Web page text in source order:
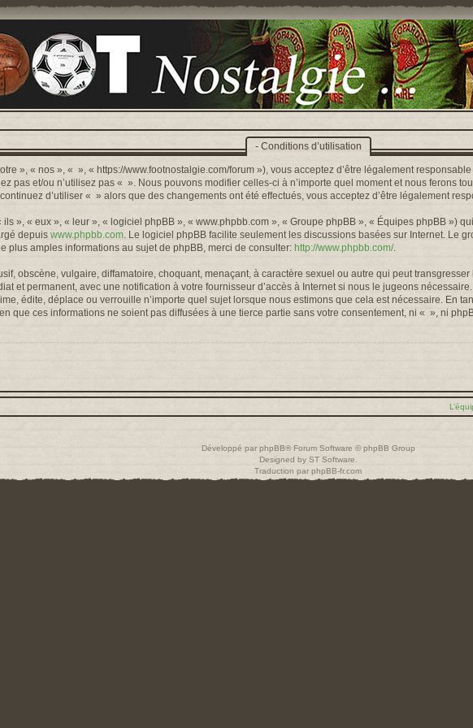
- Conditions d’utilisation
», « nos », « », « https://www.footnostalgie.com/forum »), vous acceptez d’être légalement
pas et/ou n’utilisez pas « ». Nous pouvons modifier celles-ci à n’importe quel moment et nous ferons
d’utiliser « » alors que des changements ont été effectués, vous acceptez d’être légalement
», « eux », « leur », « logiciel phpBB », « www.phpbb.com », « Groupe phpBB », « Équipes phpBB »)
depuis www.phpbb.com. Le logiciel phpBB facilite seulement les discussions basées sur Internet. Le
plus amples informations au sujet de phpBB, merci de consulter: http://www.phpbb.com/.
obscène, vulgaire, diffamatoire, choquant, menaçant, à caractère sexuel ou autre qui peut
et permanent, avec une notification à votre fournisseur d’accès à Internet si nous le jugeons
édite, déplace ou verrouille n’importe quel sujet lorsque nous estimons que cela est nécessaire. En
que ces informations ne soient pas diffusées à une tierce partie sans votre consentement, ni « », ni
Développé parphpBB® Forum Software © phpBB Group
Designed by ST Software
Traduction par phpBB-fr.com